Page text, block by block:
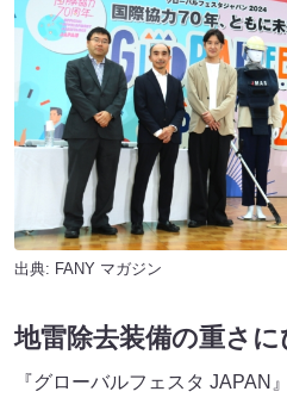
出典: FANY マガジン
地雷除去装備の重さに
『グローバルフェスタ JAPAN